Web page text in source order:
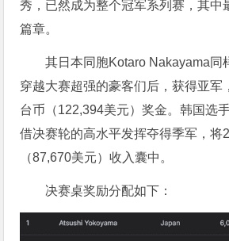
秀，已然成为整个冠军系列赛，其中
篇章。
其日本同胞Kotaro Nakayama同
穿越大赛超强的豪客们后，获得亚军
台币（122,394美元）奖金。韩国选
借决赛轮的高水平发挥夺得季军，将
（87,670美元）收入囊中。
决赛桌奖励分配如下：